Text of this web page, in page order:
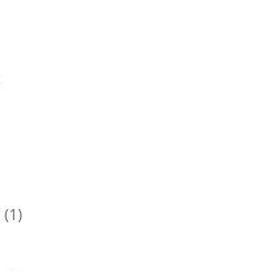
(1)